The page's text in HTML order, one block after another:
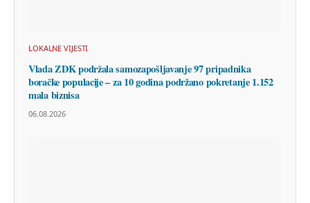
LOKALNE VIJESTI
Vlada ZDK podržala samozapošljavanje 97 pripadnika
boračke populacije – za 10 godina podržano pokretanje 1.152
mala biznisa
06.08.2026